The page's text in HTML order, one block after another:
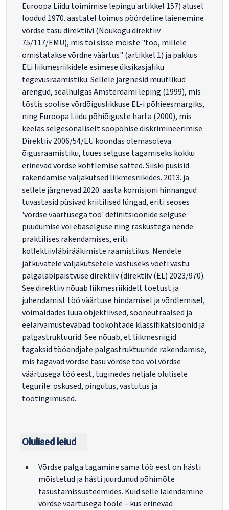
Euroopa Liidu toimimise lepingu artikkel 157) alusel
loodud 1970. aastatel toimus pöördeline laienemine
võrdse tasu direktiivi (Nõukogu direktiiv
75/117/EMÜ), mis tõi sisse mõiste "töö, millele
omistatakse võrdne väärtus" (artikkel 1) ja pakkus
ELi liikmesriikidele esimese üksikasjaliku
tegevusraamistiku. Sellele järgnesid muutlikud
arengud, sealhulgas Amsterdami leping (1999), mis
tõstis soolise võrdõiguslikkuse EL-i põhieesmärgiks,
ning Euroopa Liidu põhiõiguste harta (2000), mis
keelas selgesõnaliselt soopõhise diskrimineerimise.
Direktiiv 2006/54/EÜ koondas olemasoleva
õigusraamistiku, tuues selguse tagamiseks kokku
erinevad võrdse kohtlemise sätted. Siiski püsisid
rakendamise väljakutsed liikmesriikides. 2013. ja
sellele järgnevad 2020. aasta komisjoni hinnangud
tuvastasid püsivad kriitilised lüngad, eriti seoses
'võrdse väärtusega töö' definitsioonide selguse
puudumise või ebaselguse ning raskustega nende
praktilises rakendamises, eriti
kollektiivläbirääkimiste raamistikus. Nendele
jätkuvatele väljakutsetele vastuseks võeti vastu
palgaläbipaistvuse direktiiv (direktiiv (EL) 2023/970).
See direktiiv nõuab liikmesriikidelt toetust ja
juhendamist töö väärtuse hindamisel ja võrdlemisel,
võimaldades luua objektiivsed, sooneutraalsed ja
eelarvamustevabad töökohtade klassifikatsioonid ja
palgastruktuurid. See nõuab, et liikmesriigid
tagaksid tööandjate palgastruktuuride rakendamise,
mis tagavad võrdse tasu võrdse töö või võrdse
väärtusega töö eest, tuginedes neljale olulisele
tegurile: oskused, pingutus, vastutus ja
töötingimused.
Olulised leiud
Võrdse palga tagamine sama töö eest on hästi
mõistetud ja hästi juurdunud põhimõte
tasustamissüsteemides. Kuid selle laiendamine
võrdse väärtusega tööle – kus erinevad